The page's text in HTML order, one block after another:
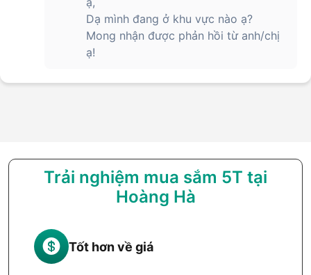
Dạ mình đang ở khu vực nào ạ?
Mong nhận được phản hồi từ anh/chị
ạ!
Trải nghiệm mua sắm 5T tại
Hoàng Hà
Tốt hơn về giá